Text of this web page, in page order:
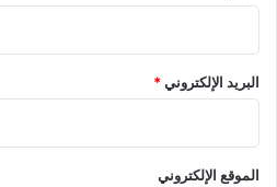
البريد الإلكتروني*
الموقع الإلكتروني